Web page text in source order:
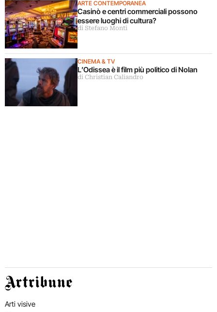
ARTE CONTEMPORANEA
Casinò e centri commerciali possono
essere luoghi di cultura?
di Stefano Monti
CINEMA & TV
L’Odissea è il film più politico di Nolan
di Christian Caliandro
Artribune
Arti visive